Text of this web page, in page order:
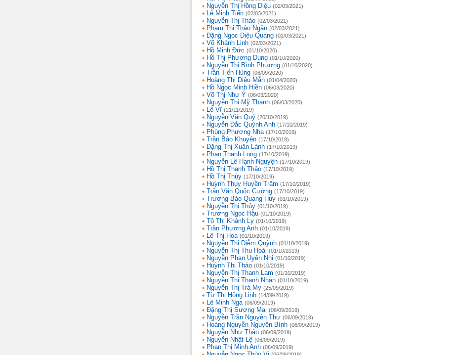
Nguyễn Thị Hồng Diệu (02/03/2021)
Lê Minh Tiến (02/03/2021)
Nguyễn Thị Thảo (02/03/2021)
Phạm Thị Thảo Ngân (02/03/2021)
Đặng Ngọc Diệu Quang (02/03/2021)
Võ Khánh Linh (02/03/2021)
Hồ Minh Đức (01/10/2020)
Hồ Thị Phương Dung (01/10/2020)
Nguyễn Thị Bình Phương (01/10/2020)
Trần Tiến Hùng (06/09/2020)
Hoàng Thị Diệu Mẫn (01/04/2020)
Hồ Ngọc Minh Hiền (06/03/2020)
Võ Thị Như Ý (06/03/2020)
Nguyễn Thị Mỹ Thanh (06/03/2020)
Lê Vĩ (21/11/2019)
Nguyễn Văn Quý (20/10/2019)
Nguyễn Đắc Quỳnh Anh (17/10/2019)
Phùng Phương Nha (17/10/2019)
Trần Bảo Khuyên (17/10/2019)
Đặng Thị Xuân Lành (17/10/2019)
Phan Thanh Long (17/10/2019)
Nguyễn Lê Hạnh Nguyện (17/10/2019)
Hồ Thị Thanh Thảo (17/10/2019)
Hồ Thị Thùy (17/10/2019)
Huỳnh Thụy Huyền Trâm (17/10/2019)
Trần Văn Quốc Cường (17/10/2019)
Trương Bảo Quang Huy (01/10/2019)
Nguyễn Thị Thủy (01/10/2019)
Trương Ngọc Hậu (01/10/2019)
Tô Thị Khánh Ly (01/10/2019)
Trần Phương Anh (01/10/2019)
Lê Thị Hoa (01/10/2019)
Nguyễn Thị Diễm Quỳnh (01/10/2019)
Nguyễn Thị Thu Hoài (01/10/2019)
Nguyễn Phan Uyên Nhi (01/10/2019)
Huỳnh Thị Thảo (01/10/2019)
Nguyễn Thị Thanh Lam (01/10/2019)
Nguyễn Thị Thanh Nhàn (01/10/2019)
Nguyễn Thị Trà My (25/09/2019)
Từ Thị Hồng Linh (14/09/2019)
Lê Minh Nga (06/09/2019)
Đặng Thị Sương Mai (06/09/2019)
Nguyễn Trần Nguyên Thư (06/09/2019)
Hoàng Nguyễn Nguyên Bình (06/09/2019)
Nguyễn Như Thảo (06/09/2019)
Nguyễn Nhật Lệ (06/09/2019)
Phan Thị Minh Anh (06/09/2019)